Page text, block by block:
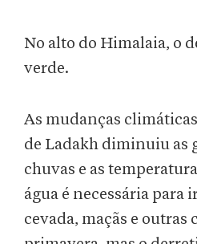
No alto do Himalaia, o
verde.
As mudanças
de Ladakh diminuiu as
chuvas e as
água é necessária para
cevada, maçãs e outras